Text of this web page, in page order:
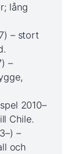
lång
– stort
–
2010–
Chile.
–
och